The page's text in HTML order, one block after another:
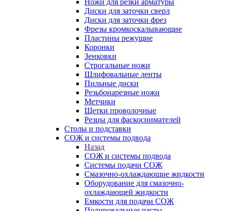
Ножи для резки арматуры
Диски для заточки сверл
Диски для заточки фрез
Фрезы кромкоскалывающие
Пластины режущие
Коронки
Зенковки
Строгальные ножи
Шлифовальные ленты
Пильные диски
Резьбонарезные ножи
Метчики
Щетки проволочные
Резцы для фаскоснимателей
Столы и подставки
СОЖ и системы подвода
Назад
СОЖ и системы подвода
Системы подачи СОЖ
Смазочно-охлаждающие жидкости
Оборудование для смазочно-
охлаждающей жидкости
Емкости для подачи СОЖ